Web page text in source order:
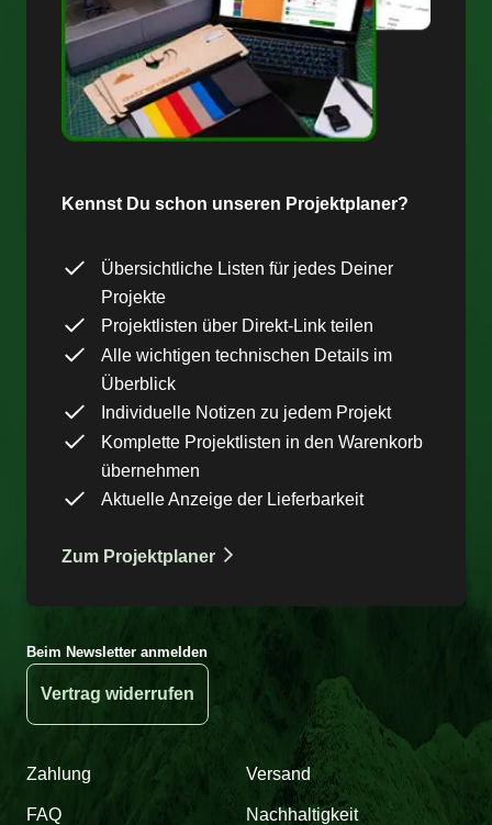
Kennst Du schon unseren Projektplaner?
Übersichtliche Listen für jedes Deiner
Projekte
Projektlisten über Direkt-Link teilen
Alle wichtigen technischen Details im
Überblick
Individuelle Notizen zu jedem Projekt
Komplette Projektlisten in den Warenkorb
übernehmen
Aktuelle Anzeige der Lieferbarkeit
Zum Projektplaner
Beim Newsletter anmelden
Vertrag widerrufen
Zahlung Versand
FAQ Nachhaltigkeit